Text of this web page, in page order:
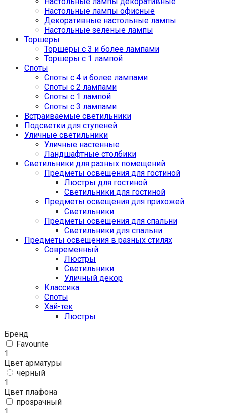
Настольные лампы офисные
Декоративные настольные лампы
Настольные зеленые лампы
Торшеры
Торшеры с 3 и более лампами
Торшеры с 1 лампой
Споты
Споты с 4 и более лампами
Споты с 2 лампами
Споты с 1 лампой
Споты с 3 лампами
Встраиваемые светильники
Подсветки для ступеней
Уличные светильники
Уличные настенные
Ландшафтные столбики
Светильники для разных помещений
Предметы освещения для гостиной
Люстры для гостиной
Светильники для гостиной
Предметы освещения для прихожей
Светильники
Предметы освещения для спальни
Светильники для спальни
Предметы освещения в разных стилях
Cовременный
Люстры
Светильники
Уличный декор
Классика
Споты
Хай-тек
Люстры
Бренд
Favourite
1
Цвет арматуры
черный
1
Цвет плафона
прозрачный